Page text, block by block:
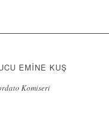
EMİNE KUŞ
Komiseri